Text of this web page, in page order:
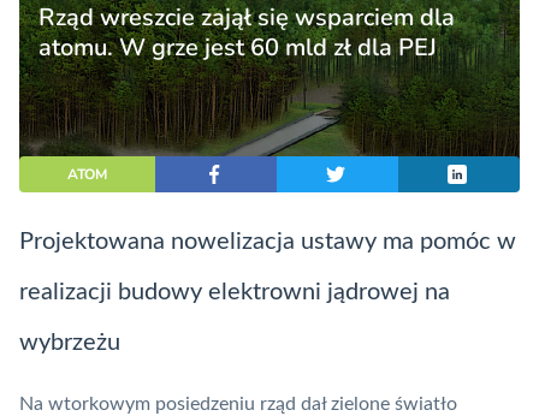
Rząd wreszcie zajął się wsparciem dla
atomu. W grze jest 60 mld zł dla PEJ
ATOM
Projektowana nowelizacja ustawy ma pomóc w
realizacji budowy elektrowni jądrowej na
wybrzeżu
Na wtorkowym posiedzeniu rząd dał zielone światło